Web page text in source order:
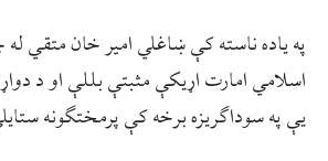
په ياده ناسته کې ښاغلي امير خان متقي
اسلامي امارت اړيکې مثبتې بللې او د
يې په سوداګريزه برخه کې پرمختګونه